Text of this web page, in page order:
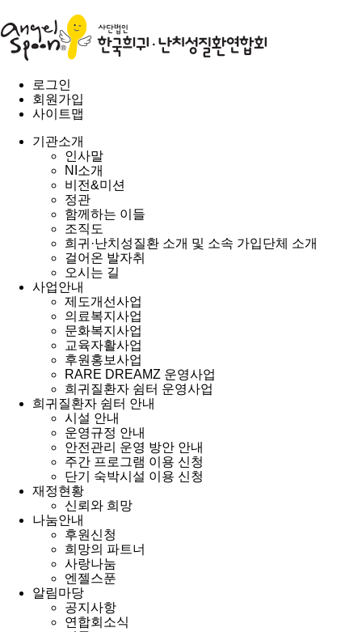
로그인
회원가입
사이트맵
기관소개
인사말
NI소개
비전&미션
정관
함께하는 이들
조직도
희귀·난치성질환 소개 및 소속 가입단체 소개
걸어온 발자취
오시는 길
사업안내
제도개선사업
의료복지사업
문화복지사업
교육자활사업
후원홍보사업
RARE DREAMZ 운영사업
희귀질환자 쉼터 운영사업
희귀질환자 쉼터 안내
시설 안내
운영규정 안내
안전관리 운영 방안 안내
주간 프로그램 이용 신청
단기 숙박시설 이용 신청
재정현황
신뢰와 희망
나눔안내
후원신청
희망의 파트너
사랑나눔
엔젤스푼
알림마당
공지사항
연합회소식